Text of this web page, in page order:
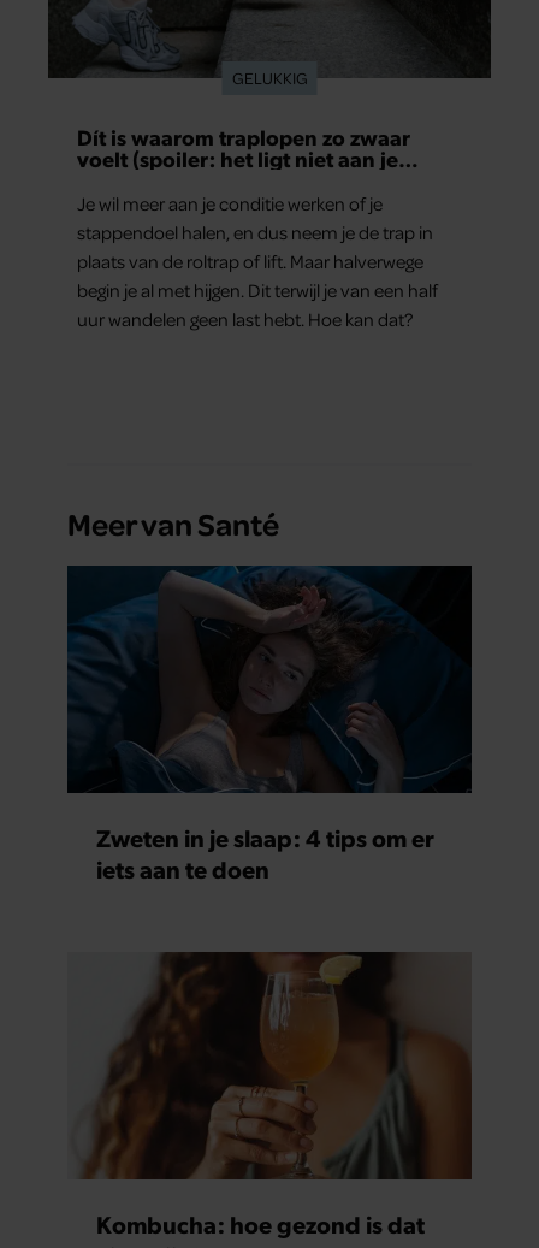
partners kunnen deze gegevens combineren met andere
informatie die u aan ze heeft verstrekt of die ze hebben
verzameld op basis van uw gebruik van hun services. U
gebruiken.
GELUKKIG
Dít is waarom traplopen zo zwaar
voelt (spoiler: het ligt niet aan je
Je wil meer aan je conditie werken of je
stappendoel halen, en dus neem je de trap in
plaats van de roltrap of lift. Maar halverwege
begin je al met hijgen. Dit terwijl je van een half
uur wandelen geen last hebt. Hoe kan dat?
Meer van Santé
Zweten in je slaap: 4 tips om er
iets aan te doen
Kombucha: hoe gezond is dat